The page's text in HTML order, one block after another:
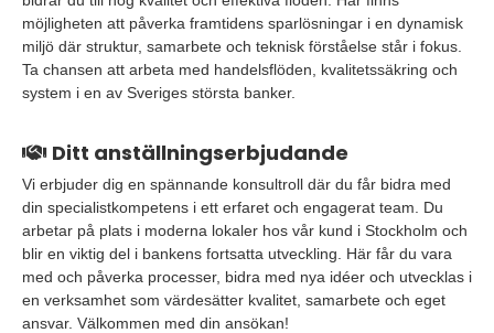
möjligheten att påverka framtidens sparlösningar i en dynamisk
miljö där struktur, samarbete och teknisk förståelse står i fokus.
Ta chansen att arbeta med handelsflöden, kvalitetssäkring och
system i en av Sveriges största banker.
Ditt anställningserbjudande
Vi erbjuder dig en spännande konsultroll där du får bidra med
din specialistkompetens i ett erfaret och engagerat team. Du
arbetar på plats i moderna lokaler hos vår kund i Stockholm och
blir en viktig del i bankens fortsatta utveckling. Här får du vara
med och påverka processer, bidra med nya idéer och utvecklas i
en verksamhet som värdesätter kvalitet, samarbete och eget
ansvar. Välkommen med din ansökan!